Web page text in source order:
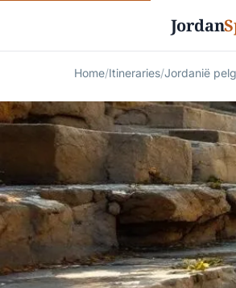
Jordan
Home/Itineraries/Jordanië